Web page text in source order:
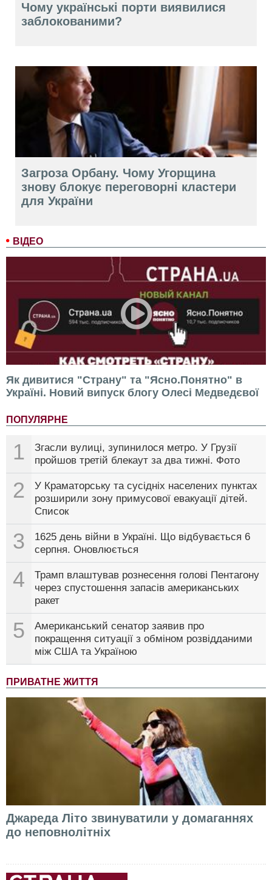
ВІДЕО
Як дивитися "Страну" та "Ясно.Понятно" в
Україні. Новий випуск блогу Олесі Медведєвої
ПОПУЛЯРНЕ
1
Згасли вулиці, зупинилося метро. У Грузії
пройшов третій блекаут за два тижні. Фото
2
У Краматорську та сусідніх населених пунктах
розширили зону примусової евакуації дітей.
Список
3
1625 день війни в Україні. Що відбувається 6
серпня. Оновлюється
4
Трамп влаштував рознесення голові Пентагону
через спустошення запасів американських
ракет
5
Американський сенатор заявив про
покращення ситуації з обміном розвідданими
між США та Україною
ПРИВАТНЕ ЖИТТЯ
Джареда Літо звинуватили у домаганнях
до неповнолітніх
Чому українські порти виявилися
заблокованими?
Загроза Орбану. Чому Угорщина
знову блокує переговорні кластери
для України